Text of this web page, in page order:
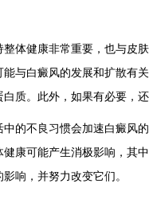
健康非常重要，也与皮肤
与白癜风的发展和扩散有
质。此外，如果有必要，
不良习惯会加速白癜风的
康可能产生消极影响，其
响，并努力改变它们。